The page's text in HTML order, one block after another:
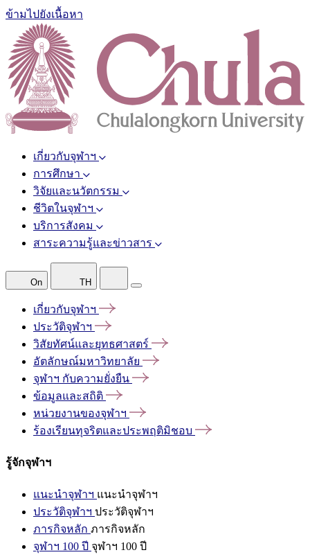
ข้ามไปยังเนื้อหา
เกี่ยวกับจุฬาฯ
การศึกษา
วิจัยและนวัตกรรม
ชีวิตในจุฬาฯ
บริการสังคม
สาระความรู้และข่าวสาร
On TH
เกี่ยวกับจุฬาฯ
ประวัติจุฬาฯ
วิสัยทัศน์และยุทธศาสตร์
อัตลักษณ์มหาวิทยาลัย
จุฬาฯ กับความยั่งยืน
ข้อมูลและสถิติ
หน่วยงานของจุฬาฯ
ร้องเรียนทุจริตและประพฤติมิชอบ
รู้จักจุฬาฯ
แนะนำจุฬาฯ แนะนำจุฬาฯ
ประวัติจุฬาฯ ประวัติจุฬาฯ
ภารกิจหลัก ภารกิจหลัก
จุฬาฯ 100 ปี จุฬาฯ 100 ปี